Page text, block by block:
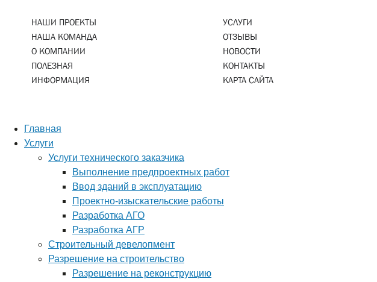
НАШИ ПРОЕКТЫ
НАША КОМАНДА
О КОМПАНИИ
ПОЛЕЗНАЯ
ИНФОРМАЦИЯ
УСЛУГИ
ОТЗЫВЫ
НОВОСТИ
КОНТАКТЫ
КАРТА САЙТА
Главная
Услуги
Услуги технического заказчика
Выполнение предпроектных работ
Ввод зданий в эксплуатацию
Проектно-изыскательские работы
Разработка АГО
Разработка АГР
Строительный девелопмент
Разрешение на строительство
Разрешение на реконструкцию